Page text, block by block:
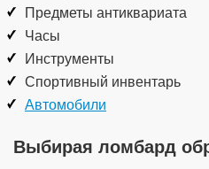
Предметы антиквариата
Часы
Инструменты
Спортивный инвентарь
Автомобили
Выбирая ломбард